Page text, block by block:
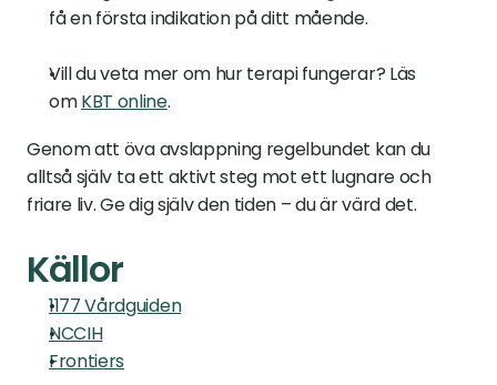
få en första indikation på ditt mående.
Vill du veta mer om hur terapi fungerar? Läs
om KBT online.
Genom att öva avslappning regelbundet kan du
alltså själv ta ett aktivt steg mot ett lugnare och
friare liv. Ge dig själv den tiden – du är värd det.
Källor
1177 Vårdguiden
NCCIH
Frontiers